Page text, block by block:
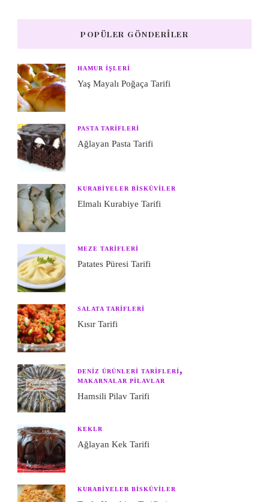
POPÜLER GÖNDERILER
HAMUR IŞLERI
Yaş Mayalı Poğaça Tarifi
PASTA TARIFLERI
Ağlayan Pasta Tarifi
KURABIYELER BISKÜVILER
Elmalı Kurabiye Tarifi
MEZE TARIFLERI
Patates Püresi Tarifi
SALATA TARIFLERI
Kısır Tarifi
DENIZ ÜRÜNLERI TARIFLERI
MAKARNALAR PILAVLAR
Hamsili Pilav Tarifi
KEKLR
Ağlayan Kek Tarifi
KURABIYELER BISKÜVILER